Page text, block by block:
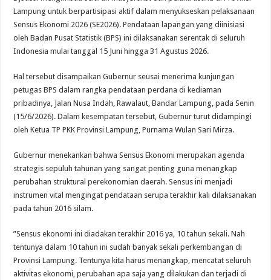
Lampung untuk berpartisipasi aktif dalam menyukseskan pelaksanaan
Sensus Ekonomi 2026 (SE2026). Pendataan lapangan yang diinisiasi
oleh Badan Pusat Statistik (BPS) ini dilaksanakan serentak di seluruh
Indonesia mulai tanggal 15 Juni hingga 31 Agustus 2026.
​Hal tersebut disampaikan Gubernur seusai menerima kunjungan
petugas BPS dalam rangka pendataan perdana di kediaman
pribadinya, Jalan Nusa Indah, Rawalaut, Bandar Lampung, pada Senin
(15/6/2026). Dalam kesempatan tersebut, Gubernur turut didampingi
oleh Ketua TP PKK Provinsi Lampung, Purnama Wulan Sari Mirza.
​Gubernur menekankan bahwa Sensus Ekonomi merupakan agenda
strategis sepuluh tahunan yang sangat penting guna menangkap
perubahan struktural perekonomian daerah. Sensus ini menjadi
instrumen vital mengingat pendataan serupa terakhir kali dilaksanakan
pada tahun 2016 silam.
​”Sensus ekonomi ini diadakan terakhir 2016 ya, 10 tahun sekali. Nah
tentunya dalam 10 tahun ini sudah banyak sekali perkembangan di
Provinsi Lampung. Tentunya kita harus menangkap, mencatat seluruh
aktivitas ekonomi, perubahan apa saja yang dilakukan dan terjadi di